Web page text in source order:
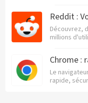
Reddit :
Découvrez,
millions
Chrome :
Le
rapide,